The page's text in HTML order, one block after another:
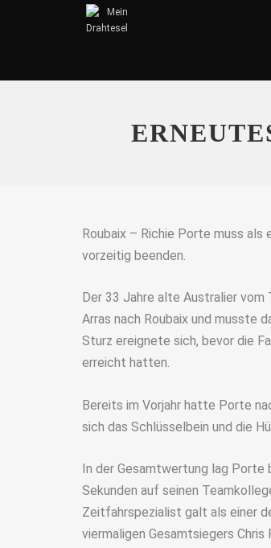
Roubaix – Richie Porte muss als
vorzeitig beenden.
Der 33 Jahre alte Australier
Arras nach Roubaix und musste
Sturz ereignete sich, bevor die
erreicht hatten.
Bereits im Vorjahr hatte Porte
sich das Schlüsselbein und die
In der Gesamtwertung lag Porte
Sekunden auf seinen
Zeitfahrspezialist galt als einer
viermaligen Gesamtsiegers Chris